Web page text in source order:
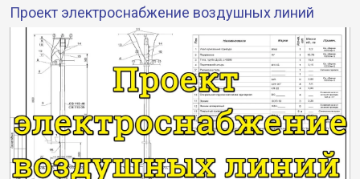
Проект электроснабжение воздушных линий